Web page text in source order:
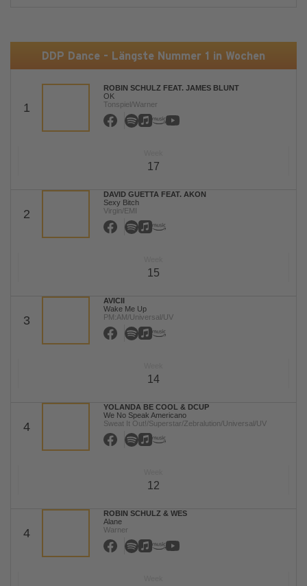
DDP Dance - Längste Nummer 1 in Wochen
1
ROBIN SCHULZ FEAT. JAMES BLUNT
OK
Tonspiel/Warner
17
2
DAVID GUETTA FEAT. AKON
Sexy Bitch
Virgin/EMI
15
3
AVICII
Wake Me Up
PM:AM/Universal/UV
14
4
YOLANDA BE COOL & DCUP
We No Speak Americano
Sweat It Out!/Superstar/Zebralution/Universal/UV
12
4
ROBIN SCHULZ & WES
Alane
Warner